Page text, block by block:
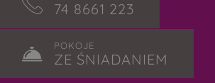
74 8661 223
POKOJE
ZE ŚNIADANIEM